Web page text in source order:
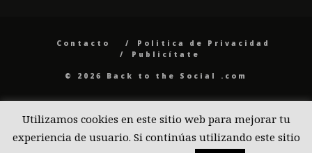
Contacto
Politica de Privacidad
Publicítate
© 2026 Back to the Social .com
Utilizamos cookies en este sitio web para mejorar tu
experiencia de usuario. Si continúas utilizando este sitio